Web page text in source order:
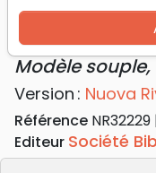
Italien,
Modèle
Version : Nuova
Référence NR32229
Editeur Société